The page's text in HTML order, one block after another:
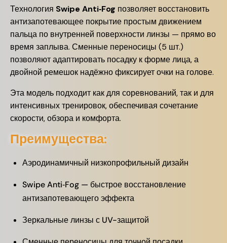
Технология Swipe Anti‑Fog позволяет восстановить
антизапотевающее покрытие простым движением
пальца по внутренней поверхности линзы — прямо во
время заплыва. Сменные переносицы (5 шт.)
позволяют адаптировать посадку к форме лица, а
двойной ремешок надёжно фиксирует очки на голове.
Эта модель подходит как для соревнований, так и для
интенсивных тренировок, обеспечивая сочетание
скорости, обзора и комфорта.
Преимущества:
Аэродинамичный низкопрофильный дизайн
Swipe Anti‑Fog — быстрое восстановление
антизапотевающего эффекта
Зеркальные линзы с UV-защитой